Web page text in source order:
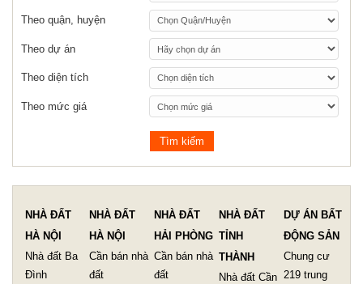
Theo quận, huyện
Theo dự án
Theo diện tích
Theo mức giá
NHÀ ĐẤT
HÀ NỘI
Nhà đất Ba
Đình
NHÀ ĐẤT
HÀ NỘI
Cần bán nhà
đất
NHÀ ĐẤT
HẢI PHÒNG
Cần bán nhà
đất
NHÀ ĐẤT
TỈNH
THÀNH
Nhà đất Cần
DỰ ÁN BẤT
ĐỘNG SẢN
Chung cư
219 trung